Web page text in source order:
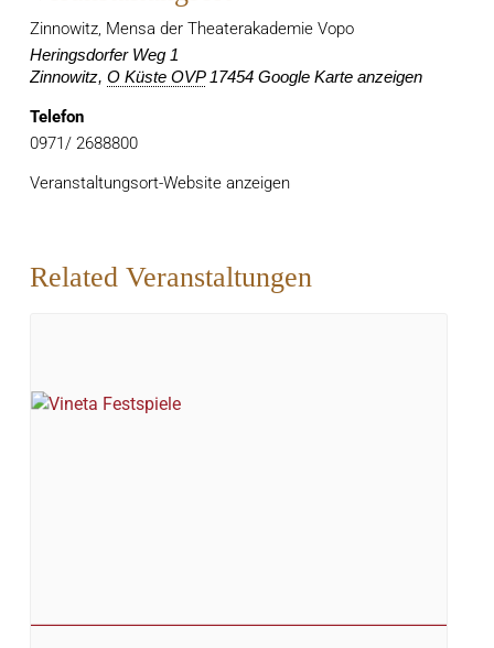
Zinnowitz, Mensa der Theaterakademie Vopo
Heringsdorfer Weg 1
Zinnowitz, O Küste OVP 17454 Google Karte anzeigen
Telefon
0971/ 2688800
Veranstaltungsort-Website anzeigen
Related Veranstaltungen